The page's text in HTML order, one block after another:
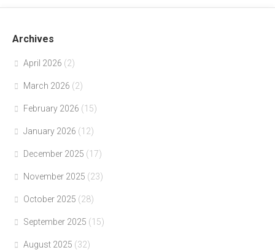
Archives
April 2026 (2)
March 2026 (2)
February 2026 (15)
January 2026 (12)
December 2025 (17)
November 2025 (23)
October 2025 (28)
September 2025 (15)
August 2025 (32)